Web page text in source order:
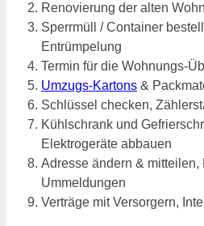
Renovierung der alten
Sperrmüll / Container
Entrümpelung
Termin für die Wohnungs-
Umzugs-Kartons &
Schlüssel checken,
Kühlschrank und
Elektrogeräte abbauen
Adresse ändern &
Ummeldungen
Verträge mit Versorgern,